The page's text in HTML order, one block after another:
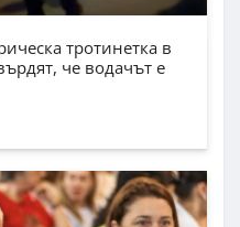
тротинетка в
че водачът е